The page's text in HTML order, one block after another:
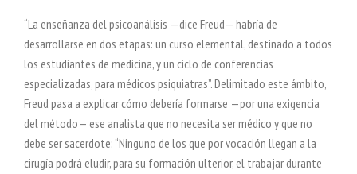
“La enseñanza del psicoanálisis —dice Freud— habría de
desarrollarse en dos etapas: un curso elemental, destinado a todos
los estudiantes de medicina, y un ciclo de conferencias
especializadas, para médicos psiquiatras”. Delimitado este ámbito,
Freud pasa a explicar cómo debería formarse —por una exigencia
del método— ese analista que no necesita ser médico y que no
debe ser sacerdote: “Ninguno de los que por vocación llegan a la
cirugía podrá eludir, para su formación ulterior, el trabajar durante